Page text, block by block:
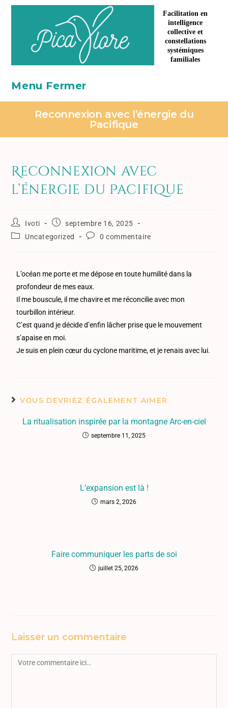
Facilitation en
intelligence
collective et
constellations
systémiques
familiales
Menu Fermer
Reconnexion avec l’énergie du
Pacifique
Reconnexion avec
l’énergie du Pacifique
Ivoti
septembre 16, 2025
Uncategorized
0 commentaire
L’océan me porte et me dépose en toute humilité dans la
profondeur de mes eaux.
Il me bouscule, il me chavire et me réconcilie avec mon
tourbillon intérieur.
C’est quand je décide d’enfin lâcher prise que le mouvement
s’apaise en moi.
Je suis en plein cœur du cyclone maritime, et je renais avec lui.
VOUS DEVRIEZ ÉGALEMENT AIMER
La ritualisation inspirée par la montagne Arc-en-ciel
septembre 11, 2025
L’expansion est là !
mars 2, 2026
Faire communiquer les parts de soi
juillet 25, 2026
Laisser un commentaire